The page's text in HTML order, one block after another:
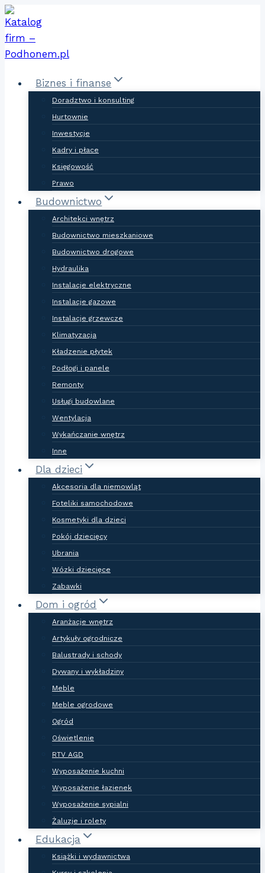
Skip
to
content
Biznes i finanse
Doradztwo i konsulting
Hurtownie
Inwestycje
Kadry i płace
Księgowość
Prawo
Budownictwo
Architekci wnętrz
Budownictwo mieszkaniowe
Budownictwo drogowe
Hydraulika
Instalacje elektryczne
Instalacje gazowe
Instalacje grzewcze
Klimatyzacja
Kładzenie płytek
Podłogi i panele
Remonty
Usługi budowlane
Wentylacja
Wykańczanie wnętrz
Inne
Dla dzieci
Akcesoria dla niemowląt
Foteliki samochodowe
Kosmetyki dla dzieci
Pokój dziecięcy
Ubrania
Wózki dziecięce
Zabawki
Dom i ogród
Aranżacje wnętrz
Artykuły ogrodnicze
Balustrady i schody
Dywany i wykładziny
Meble
Meble ogrodowe
Ogród
Oświetlenie
RTV AGD
Wyposażenie kuchni
Wyposażenie łazienek
Wyposażenie sypialni
Żaluzje i rolety
Edukacja
Książki i wydawnictwa